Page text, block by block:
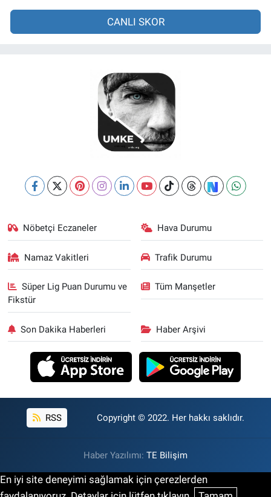
CANLI SKOR
Nöbetçi Eczaneler Hava Durumu
Namaz Vakitleri Trafik Durumu
Süper Lig Puan Durumu ve
Fikstür
Tüm Manşetler
Son Dakika Haberleri Haber Arşivi
RSS Copyright © 2022. Her hakkı saklıdır.
Haber Yazılımı: TE Bilişim
En iyi site deneyimi sağlamak için çerezlerden